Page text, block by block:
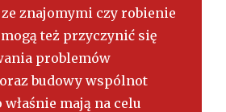
znajomymi czy robienie
też przyczynić się
problemów
budowy wspólnot
mają na celu